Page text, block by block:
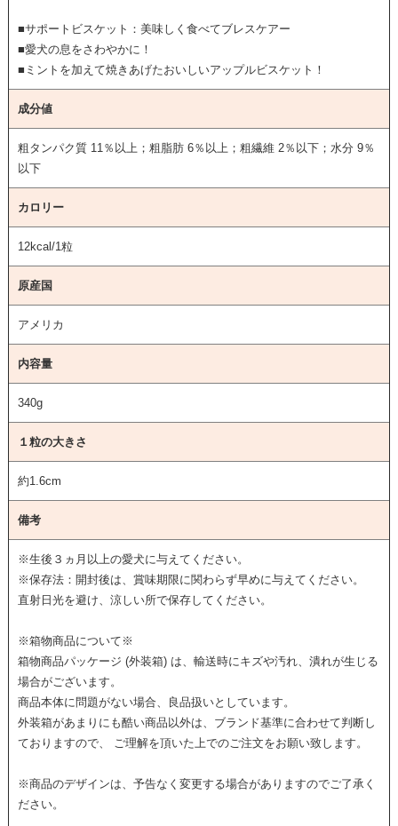
■サポートビスケット：美味しく食べてブレスケアー
■愛犬の息をさわやかに！
■ミントを加えて焼きあげたおいしいアップルビスケット！
成分値
粗タンパク質 11％以上；粗脂肪 6％以上；粗繊維 2％以下；水分 9％
以下
カロリー
12kcal/1粒
原産国
アメリカ
内容量
340g
１粒の大きさ
約1.6cm
備考
※生後３ヵ月以上の愛犬に与えてください。
※保存法：開封後は、賞味期限に関わらず早めに与えてください。
直射日光を避け、涼しい所で保存してください。
※箱物商品について※
箱物商品パッケージ (外装箱) は、輸送時にキズや汚れ、潰れが生じる
場合がございます。
商品本体に問題がない場合、良品扱いとしています。
外装箱があまりにも酷い商品以外は、ブランド基準に合わせて判断し
ておりますので、 ご理解を頂いた上でのご注文をお願い致します。
※商品のデザインは、予告なく変更する場合がありますのでご了承く
ださい。